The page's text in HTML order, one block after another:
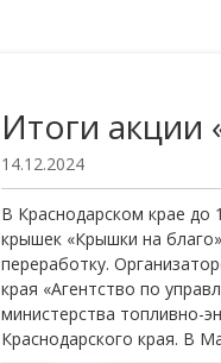
Итоги акции
14.12.2024
В Краснодарском крае до
крышек «Крышки на
переработку.
края «Агентство по
министерства топливно-
Краснодарского края. В